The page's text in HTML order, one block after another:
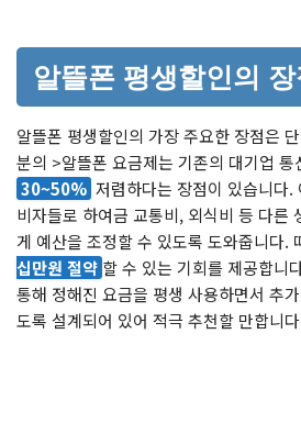
알뜰폰 평생할인의 장
알뜰폰 평생할인의 가장 주요한 장점은
분의 >알뜰폰 요금제는 기존의 대기업
30~50% 저렴하다는 장점이 있습니다.
비자들로 하여금 교통비, 외식비 등 다른
게 예산을 조정할 수 있도록 도와줍니다.
십만원 절약 할 수 있는 기회를 제공합니
통해 정해진 요금을 평생 사용하면서 추
도록 설계되어 있어 적극 추천할 만합니